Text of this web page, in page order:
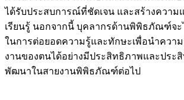
เรียนรู้ นอกจากนี้ บุคลากรด้านพิพิธภัณฑ์จะ
ในการต่อยอดความรู้และทักษะเพื่อนำควา
งานของตนได้อย่างมีประสิทธิภาพและประสิ
พัฒนาในสายงานพิพิธภัณฑ์ต่อไป